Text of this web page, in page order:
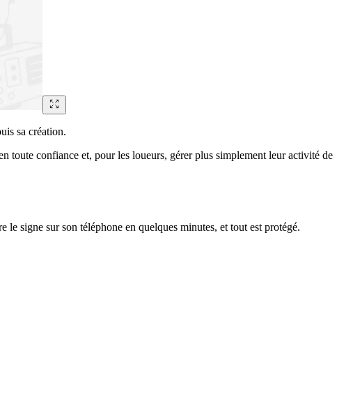
sa création.
toute confiance et, pour les loueurs, gérer plus simplement leur activité de
signe sur son téléphone en quelques minutes, et tout est protégé.